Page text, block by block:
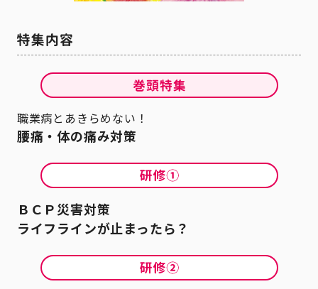
職業病とあきらめない！
腰痛・体の痛み対策
ＢＣＰ災害対策
ライフラインが止まったら？